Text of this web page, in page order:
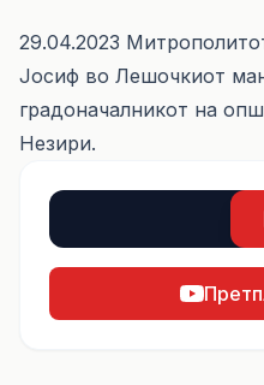
29.04.2023
Јосиф во Лешочкиот
градоначалникот на
Незири.